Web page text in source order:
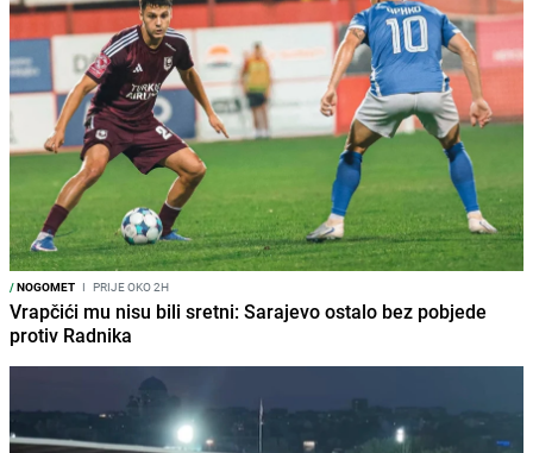
/NOGOMET I PRIJE OKO 2H
Vrapčići mu nisu bili sretni: Sarajevo ostalo bez pobjede
protiv Radnika